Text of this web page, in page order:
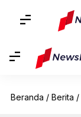
Beranda / Berita /